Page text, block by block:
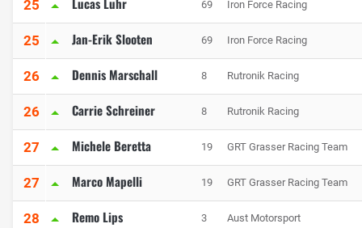
25 69 Iron Force Racing
25 Jan-Erik Slooten 69 Iron Force Racing
26 Dennis Marschall 8 Rutronik Racing
26 Carrie Schreiner 8 Rutronik Racing
27 Michele Beretta 19 GRT Grasser Racing Team
27 Marco Mapelli 19 GRT Grasser Racing Team
28 Remo Lips 3 Aust Motorsport